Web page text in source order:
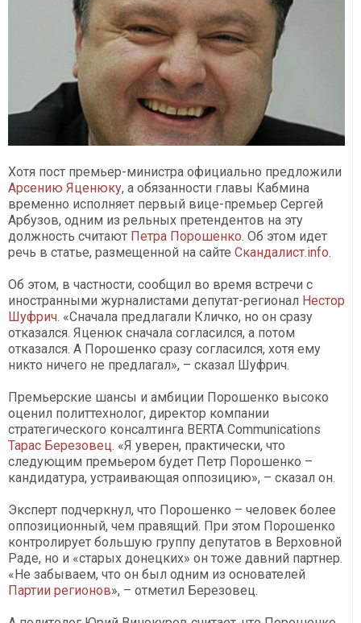
Хотя пост премьер-министра официально предложили
Арсению Яценюку, а обязанности главы Кабмина
временно исполняет первый вице-премьер Сергей
Арбузов, одним из рельных претендентов на эту
должность считают Петра Порошенко. Об этом идет
речь в статье, размещенной на сайте Скандалист.info.
Об этом, в частности, сообщил во время встречи с
иностранными журналистами депутат-регионал Нестор
Шуфрич. «Сначала предлагали Кличко, но он сразу
отказался. Яценюк сначала согласился, а потом
отказался. А Порошенко сразу согласился, хотя ему
никто ничего не предлагал», – сказал Шуфрич.
Премьерские шансы и амбиции Порошенко высоко
оценил политтехнолог, директор компании
стратегического консалтинга BERTA Communications
Тарас Березовец. «Я уверен, практически, что
следующим премьером будет Петр Порошенко –
кандидатура, устраивающая оппозицию», – сказал он.
Эксперт подчеркнул, что Порошенко – человек более
оппозиционный, чем правящий. При этом Порошенко
контролирует большую группу депутатов в Верховной
Раде, но и «старых донецких» он тоже давний партнер.
«Не забываем, что он был одним из основателей
Партии регионов», – отметил Березовец.